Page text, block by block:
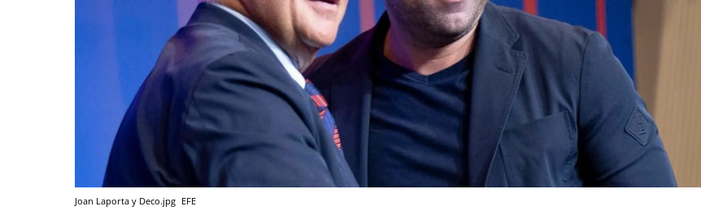
Joan Laporta y Deco.jpg EFE